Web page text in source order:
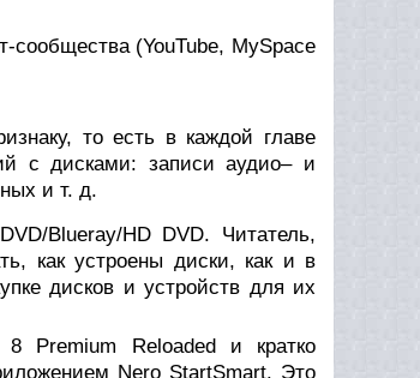
сообщества (YouTube, MySpace
то есть в каждой главе
с дисками: записи аудио– и
и т. д.
Blueray/HD DVD. Читатель,
как устроены диски, как и в
дисков и устройств для их
Premium Reloaded и кратко
Nero StartSmart. Это